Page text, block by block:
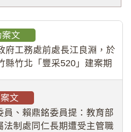
案文
府工務處前處長江良淵，於
縣竹北「豐采520」建案期
餘元，並長期收受建商餽
顧公共安全，圖利默許建商
間
文
員、賴鼎銘委員提：教育部
法制處同仁長期遭受主管職